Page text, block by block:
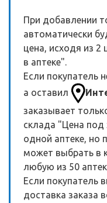
При добавлении
автоматически
цена, исходя из
в аптеке".
Если покупатель
а оставил
заказывает
склада "Цена под
одной аптеке, но
может выбрать в
любую из 50
Если покупатель
доставка заказа